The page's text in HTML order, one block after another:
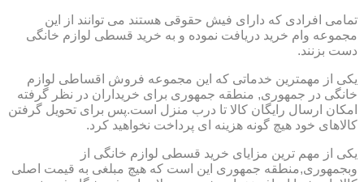
تمامی افرادی که دارای فیش حقوقی هستند می توانند از این
مجموعه وام خرید دریافت نموده و به خرید قسطی لوازم خانگی
دست بزنند.
یکی از مهمترین خدماتی که این مجموعه فروش اقساطی لوازم
خانگی در جمهوری, منطقه جمهوری برای خریداران در نظر گرفته
امکان ارسال رایگان کالا تا درب منزل است.پس برای تحویل گرفتن
کالاهای خود هیچ گونه هزینه ای پرداخت نخواهید کرد.
یکی از مهم ترین مزایای خرید قسطی لوازم خانگی از
وبجمهوری,منطقه جمهوری این است که هیچ مبلغی به قیمت اصلی